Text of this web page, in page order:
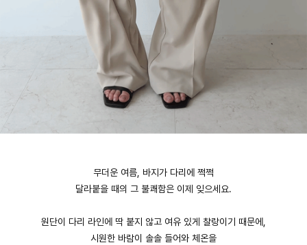
English
日本語
무더운 여름, 바지가 다리에 쩍쩍
달라붙을 때의 그 불쾌함은 이제 잊으세요.
원단이 다리 라인에 딱 붙지 않고 여유 있게 찰랑이기 때문에,
시원한 바람이 솔솔 들어와 체온을